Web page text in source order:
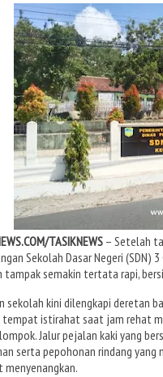
TASIKNEWS – Setelah
Sekolah Dasar Negeri (SDN)
tampak semakin tertata rapi,
sekolah kini dilengkapi deretan
tempat istirahat saat jam rehat
Jalur pejalan kaki yang
serta pepohonan rindang
menyenangkan.